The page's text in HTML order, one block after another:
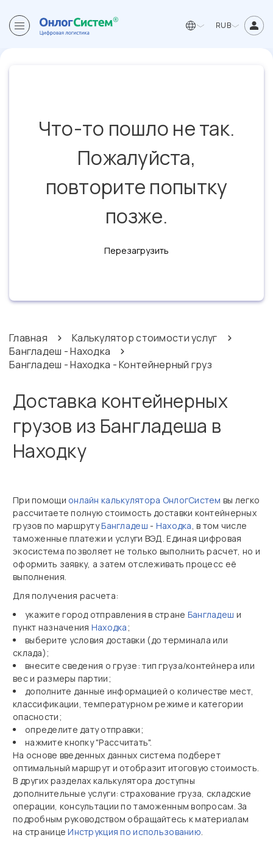
RUB
Что-то пошло не так.
Пожалуйста,
повторите попытку
позже.
Перезагрузить
Главная
Калькулятор стоимости услуг
Бангладеш - Находка
Бангладеш - Находка - Контейнерный груз
Доставка контейнерных
грузов из Бангладеша в
Находку
При помощи онлайн калькулятора ОнлогСистем вы легко
рассчитаете полную стоимость доставки контейнерных
грузов по маршрутуБангладеш - Находка, в том числе
таможенные платежи и услуги ВЭД. Единая цифровая
экосистема позволяет не только выполнить расчет, но и
оформить заявку, а затем отслеживать процесс её
выполнения.
Для получения расчета:
укажите город отправления в стране Бангладеш и
пункт назначения Находка;
выберите условия доставки (до терминала или
склада);
внесите сведения о грузе: тип груза/контейнера или
вес и размеры партии;
дополните данные информацией о количестве мест,
классификации, температурном режиме и категории
опасности;
определите дату отправки;
нажмите кнопку "Рассчитать".
На основе введенных данных система подберет
оптимальный маршрут и отобразит итоговую стоимость.
В других разделах калькулятора доступны
дополнительные услуги: страхование груза, складские
операции, консультации по таможенным вопросам. За
подробным руководством обращайтесь к материалам
на страницеИнструкция по использованию.